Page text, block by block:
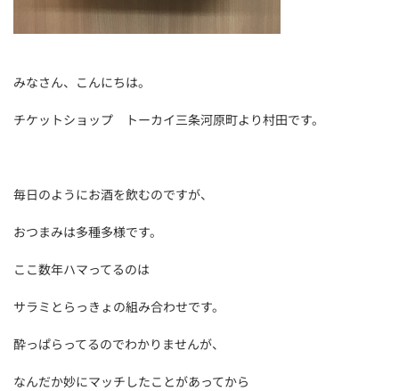
みなさん、こんにちは。
チケットショップ トーカイ三条河原町より村田です。
毎日のようにお酒を飲むのですが、
おつまみは多種多様です。
ここ数年ハマってるのは
サラミとらっきょの組み合わせです。
酔っぱらってるのでわかりませんが、
なんだか妙にマッチしたことがあってから